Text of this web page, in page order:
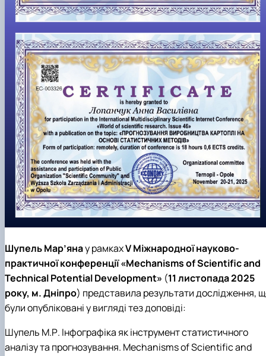
Шупель Мар’янау рамкахVМіжнародної науково-
практичної конференції «Mechanisms of Scientific and
Technical Potential Development» (11 листопада 2025
року, м. Дніпро) представила результати дослідження,
були опубліковані у вигляді тез доповіді:
Шупель М.Р. Інфографіка як інструмент статистичного
аналізу та прогнозування. Mechanisms of Scientific and